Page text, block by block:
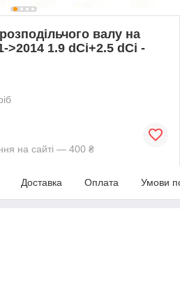
валу на
>2014 1.9 dCi+2.5 dCi -
на сайті — 400 ₴
Доставка Оплата Умови